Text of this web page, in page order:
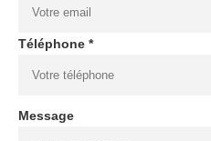
Téléphone *
Message